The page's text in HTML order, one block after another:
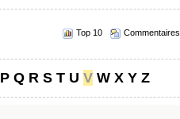
Top 10 Commentaires
P Q R S T U V W X Y Z